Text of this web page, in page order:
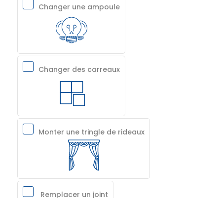
Changer une ampoule
Changer des carreaux
Monter une tringle de rideaux
Remplacer un joint